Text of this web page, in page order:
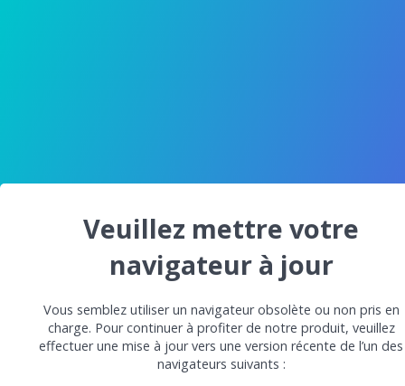
Veuillez mettre votre
navigateur à jour
Vous semblez utiliser un navigateur obsolète ou non pris en
charge. Pour continuer à profiter de notre produit, veuillez
effectuer une mise à jour vers une version récente de l’un des
navigateurs suivants :